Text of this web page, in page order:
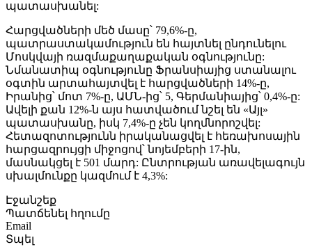
պատասխանել:
Հարցվածների մեծ մասը՝ 79,6%-ը,
պատրաստակամություն են հայտնել ընդունելու
Մոսկվայի ռազմաքաղաքական օգնությունը:
Նմանատիպ օգնությունը Ֆրանսիայից ստանալու
օգտին արտահայտվել է հարցվածների 14%-ը,
Իրանից՝ մոտ 7%-ը, ԱՄՆ-ից՝ 5, Գերմանիայից՝ 0,4%-ը:
Ավելի քան 12%-ն այս հատվածում նշել են «Այլ»
պատասխանը, իսկ 7,4%-ը չեն կողմնորոշվել:
Հետազոտությունն իրականացվել է հեռախոսային
հարցազրույցի միջոցով՝ նոյեմբերի 17-ին,
մասնակցել է 501 մարդ: Ընտրության առավելագույն
սխալմունքը կազմում է 4,3%:
Էջանշեք
Պատճենել հղումը
Email
Տպել